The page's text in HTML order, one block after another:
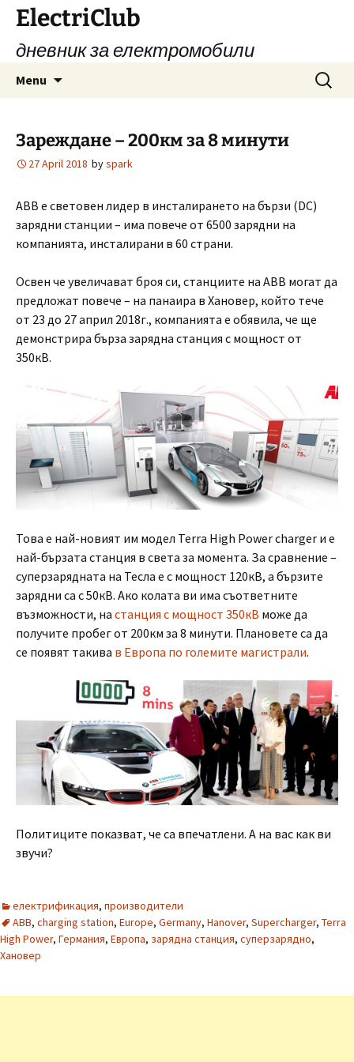
Skip
content
ElectriClub
дневник за електромобили
Menu
Search
for:
Зареждане – 200км за 8 минути
27 April 2018 byspark
ABB е световен лидер в инсталирането на бързи (DC)
зарядни станции – има повече от 6500 зарядни на
компанията, инсталирани в 60 страни.
Освен че увеличават броя си, станциите на АВВ могат да
предложат повече – на панаира в Хановер, който тече
от 23 до 27 април 2018г., компанията е обявила, че ще
демонстрира бърза зарядна станция с мощност от
350кВ.
Това е най-новият им модел Terra High Power charger и е
най-бързата станция в света за момента. За сравнение –
суперзарядната на Тесла е с мощност 120кВ, а бързите
зарядни са с 50кВ. Ако колата ви има съответните
възможности, на станция с мощност 350кВ може да
получите пробег от 200км за 8 минути. Плановете са да
се появят такива в Европа по големите магистрали.
Политиците показват, че са впечатлени. А на вас как ви
звучи?
електрификация, производители
ABB, charging station, Europe, Germany, Hanover, Supercharger, Terra
High Power, Германия, Европа, зарядна станция, суперзарядно,
Хановер